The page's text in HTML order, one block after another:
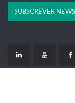
SUBSCREVER